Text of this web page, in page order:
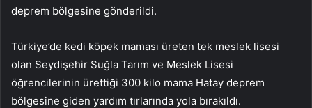
deprem bölgesine gönderildi.
Türkiye’de kedi köpek maması üreten tek meslek lisesi
olan Seydişehir Suğla Tarım ve Meslek Lisesi
öğrencilerinin ürettiği 300 kilo mama Hatay deprem
bölgesine giden yardım tırlarında yola bırakıldı.